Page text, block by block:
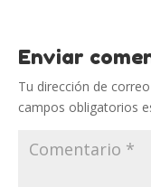
Enviar
Tu dirección de
campos obligatorios